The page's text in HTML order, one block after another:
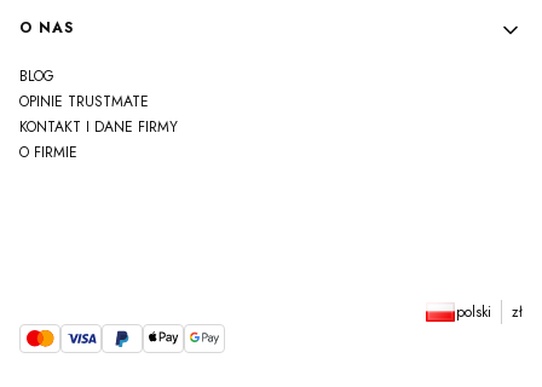
O NAS
BLOG
OPINIE TRUSTMATE
KONTAKT I DANE FIRMY
O FIRMIE
polski zł